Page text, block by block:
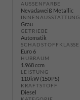
AUSSENFARBE
Nevadaweiß Metallic
INNENAUSSTATTUNG
Grau
GETRIEBE
Automatik
SCHADSTOFFKLASSE
Euro 6
HUBRAUM
1.968 ccm
LEISTUNG
110 kW (150 PS)
KRAFTSTOFF
Diesel